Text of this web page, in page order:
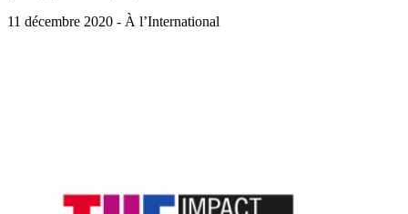
11 décembre 2020 - À l’International